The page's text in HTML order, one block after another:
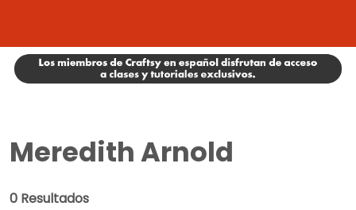
Meredith Arnold
0 Resultados